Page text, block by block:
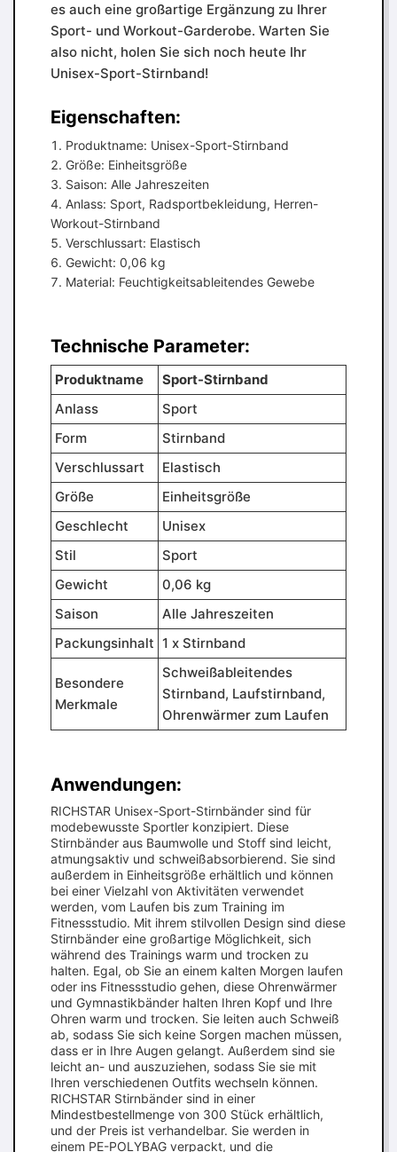
es auch eine großartige Ergänzung zu Ihrer
Sport- und Workout-Garderobe. Warten Sie
also nicht, holen Sie sich noch heute Ihr
Unisex-Sport-Stirnband!
Eigenschaften:
Produktname: Unisex-Sport-Stirnband
Größe: Einheitsgröße
Saison: Alle Jahreszeiten
Anlass: Sport, Radsportbekleidung, Herren-
Workout-Stirnband
Verschlussart: Elastisch
Gewicht: 0,06 kg
Material: Feuchtigkeitsableitendes Gewebe
Technische Parameter:
Produktname
Sport-Stirnband
Anlass
Sport
Form
Stirnband
Verschlussart
Elastisch
Größe
Einheitsgröße
Geschlecht
Unisex
Stil
Sport
Gewicht
0,06 kg
Saison
Alle Jahreszeiten
Packungsinhalt 1 x Stirnband
Besondere
Merkmale
Schweißableitendes
Stirnband, Laufstirnband,
Ohrenwärmer zum Laufen
Anwendungen:
RICHSTAR Unisex-Sport-Stirnbänder sind für
modebewusste Sportler konzipiert. Diese
Stirnbänder aus Baumwolle und Stoff sind leicht,
atmungsaktiv und schweißabsorbierend. Sie sind
außerdem in Einheitsgröße erhältlich und können
bei einer Vielzahl von Aktivitäten verwendet
werden, vom Laufen bis zum Training im
Fitnessstudio. Mit ihrem stilvollen Design sind diese
Stirnbänder eine großartige Möglichkeit, sich
während des Trainings warm und trocken zu
halten. Egal, ob Sie an einem kalten Morgen laufen
oder ins Fitnessstudio gehen, diese Ohrenwärmer
und Gymnastikbänder halten Ihren Kopf und Ihre
Ohren warm und trocken. Sie leiten auch Schweiß
ab, sodass Sie sich keine Sorgen machen müssen,
dass er in Ihre Augen gelangt. Außerdem sind sie
leicht an- und auszuziehen, sodass Sie sie mit
Ihren verschiedenen Outfits wechseln können.
RICHSTAR Stirnbänder sind in einer
Mindestbestellmenge von 300 Stück erhältlich,
und der Preis ist verhandelbar. Sie werden in
einem PE-POLYBAG verpackt, und die